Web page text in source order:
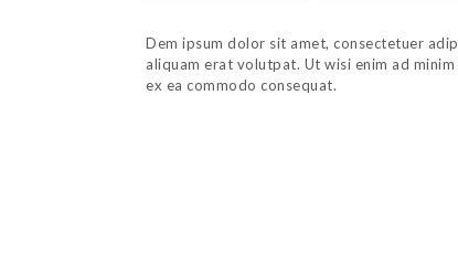
Dem ipsum dolor sit amet, consectetuer
aliquam erat volutpat. Ut wisi enim ad
ex ea commodo consequat.